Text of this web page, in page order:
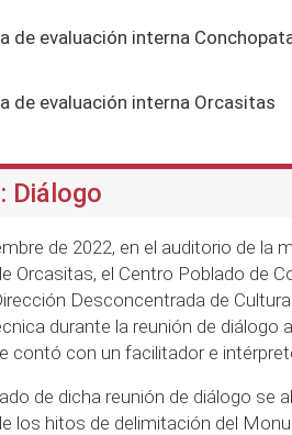
de evaluación interna
de evaluación interna Orcasitas
Diálogo
de 2022, en el auditorio de
Orcasitas, el Centro Poblado de
Desconcentrada de
durante la reunión de
contó con un facilitador e
de dicha reunión de diálogo se
los hitos de delimitación del